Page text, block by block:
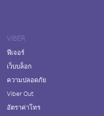
VIBER
ฟีเจอร์
เว็บบล็อก
ความปลอดภัย
Viber Out
อัตราค่าโทร